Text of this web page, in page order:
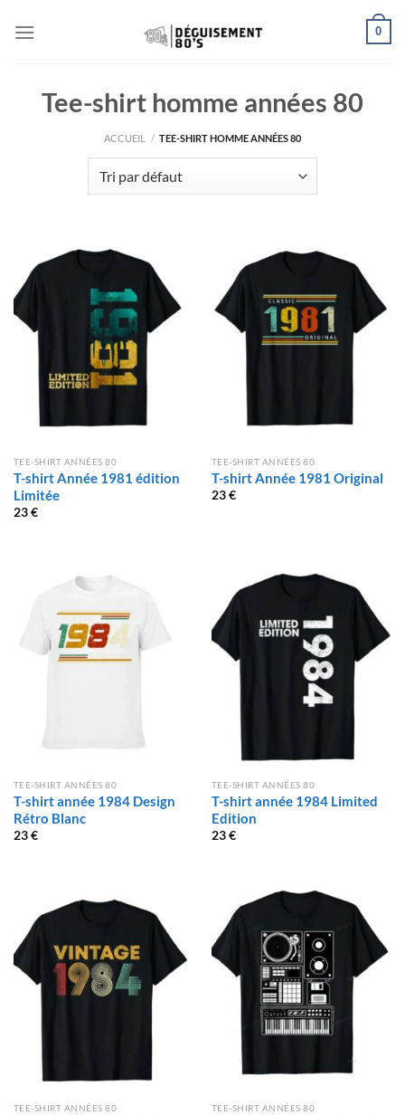
0
Tee-shirt homme années 80
ACCUEIL / TEE-SHIRT HOMME ANNÉES 80
TEE-SHIRT ANNÉES 80
T-shirt Année 1981 édition
Limitée
23€
TEE-SHIRT ANNÉES 80
T-shirt Année 1981 Original
23€
TEE-SHIRT ANNÉES 80
T-shirt année 1984 Design
Rétro Blanc
23€
TEE-SHIRT ANNÉES 80
T-shirt année 1984 Limited
Edition
23€
TEE-SHIRT ANNÉES 80 TEE-SHIRT ANNÉES 80